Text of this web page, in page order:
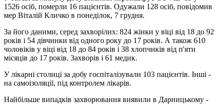
1526 осіб, померли 16 пацієнтів. Одужали 128 осіб, повідомив
мер Віталій Кличко в понеділок, 7 грудня.
За його даними, серед захворілих: 824 жінки у віці від 18 до 92
років і 54 дівчинки від одного року до 17 років. А також 610
чоловіків у віці від 18 до 84 років і 38 хлопчиків від п'яти
місяців до 17 років. Захворів і 61 медик.
У лікарні столиці за добу госпіталізували 103 пацієнтів. Інші -
на самоізоляції, під контролем лікарів.
Найбільше випадків захворювання виявили в Дарницькому -